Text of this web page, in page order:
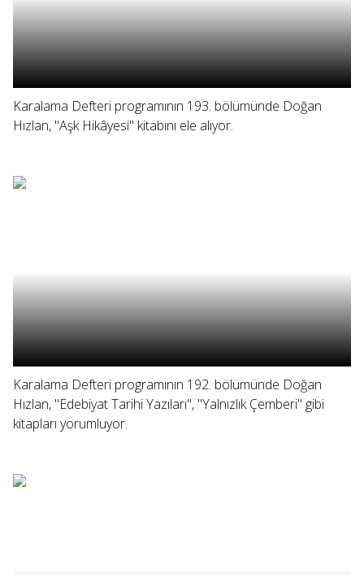
Karalama Defteri programının 193. bölümünde Doğan
Hızlan, "Aşk Hikâyesi" kitabını ele alıyor.
Karalama Defteri programının 192. bölümünde Doğan
Hızlan, "Edebiyat Tarihi Yazıları", "Yalnızlık Çemberi" gibi
kitapları yorumluyor.